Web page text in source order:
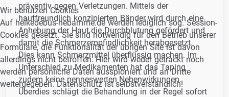
präventiv gegen Verletzungen. Mittels der
hautfreundlich konzipierten Bänder wird durch eine
Anhebung der Haut die Durchblutung gefördert und
damit die Schmerzempfindlichkeit herabgesetzt.
Dies kann Schmerzmittel überflüssig machen. Im
Unterschied zu Medikamenten hat das Taping
zudem keine nenneswerten Nebenwirkungen.
Überdies schlägt die Behandlung in der Regel sofort
Wir benutzen Cookies
Auf heikedebus-hebamme.de werden lediglich sog. Session-
Cookies gesetzt. Sie sind notwendig für den Betrieb unserer
Formulare, die Funktionalität der übrigen Site ist davon
allerdings nicht betroffen. Hier wird weder getrackt noch
werden persönliche Daten ausspioniert und an Dritte
weitergegeben. Datenschutz ist selbstverständlich!